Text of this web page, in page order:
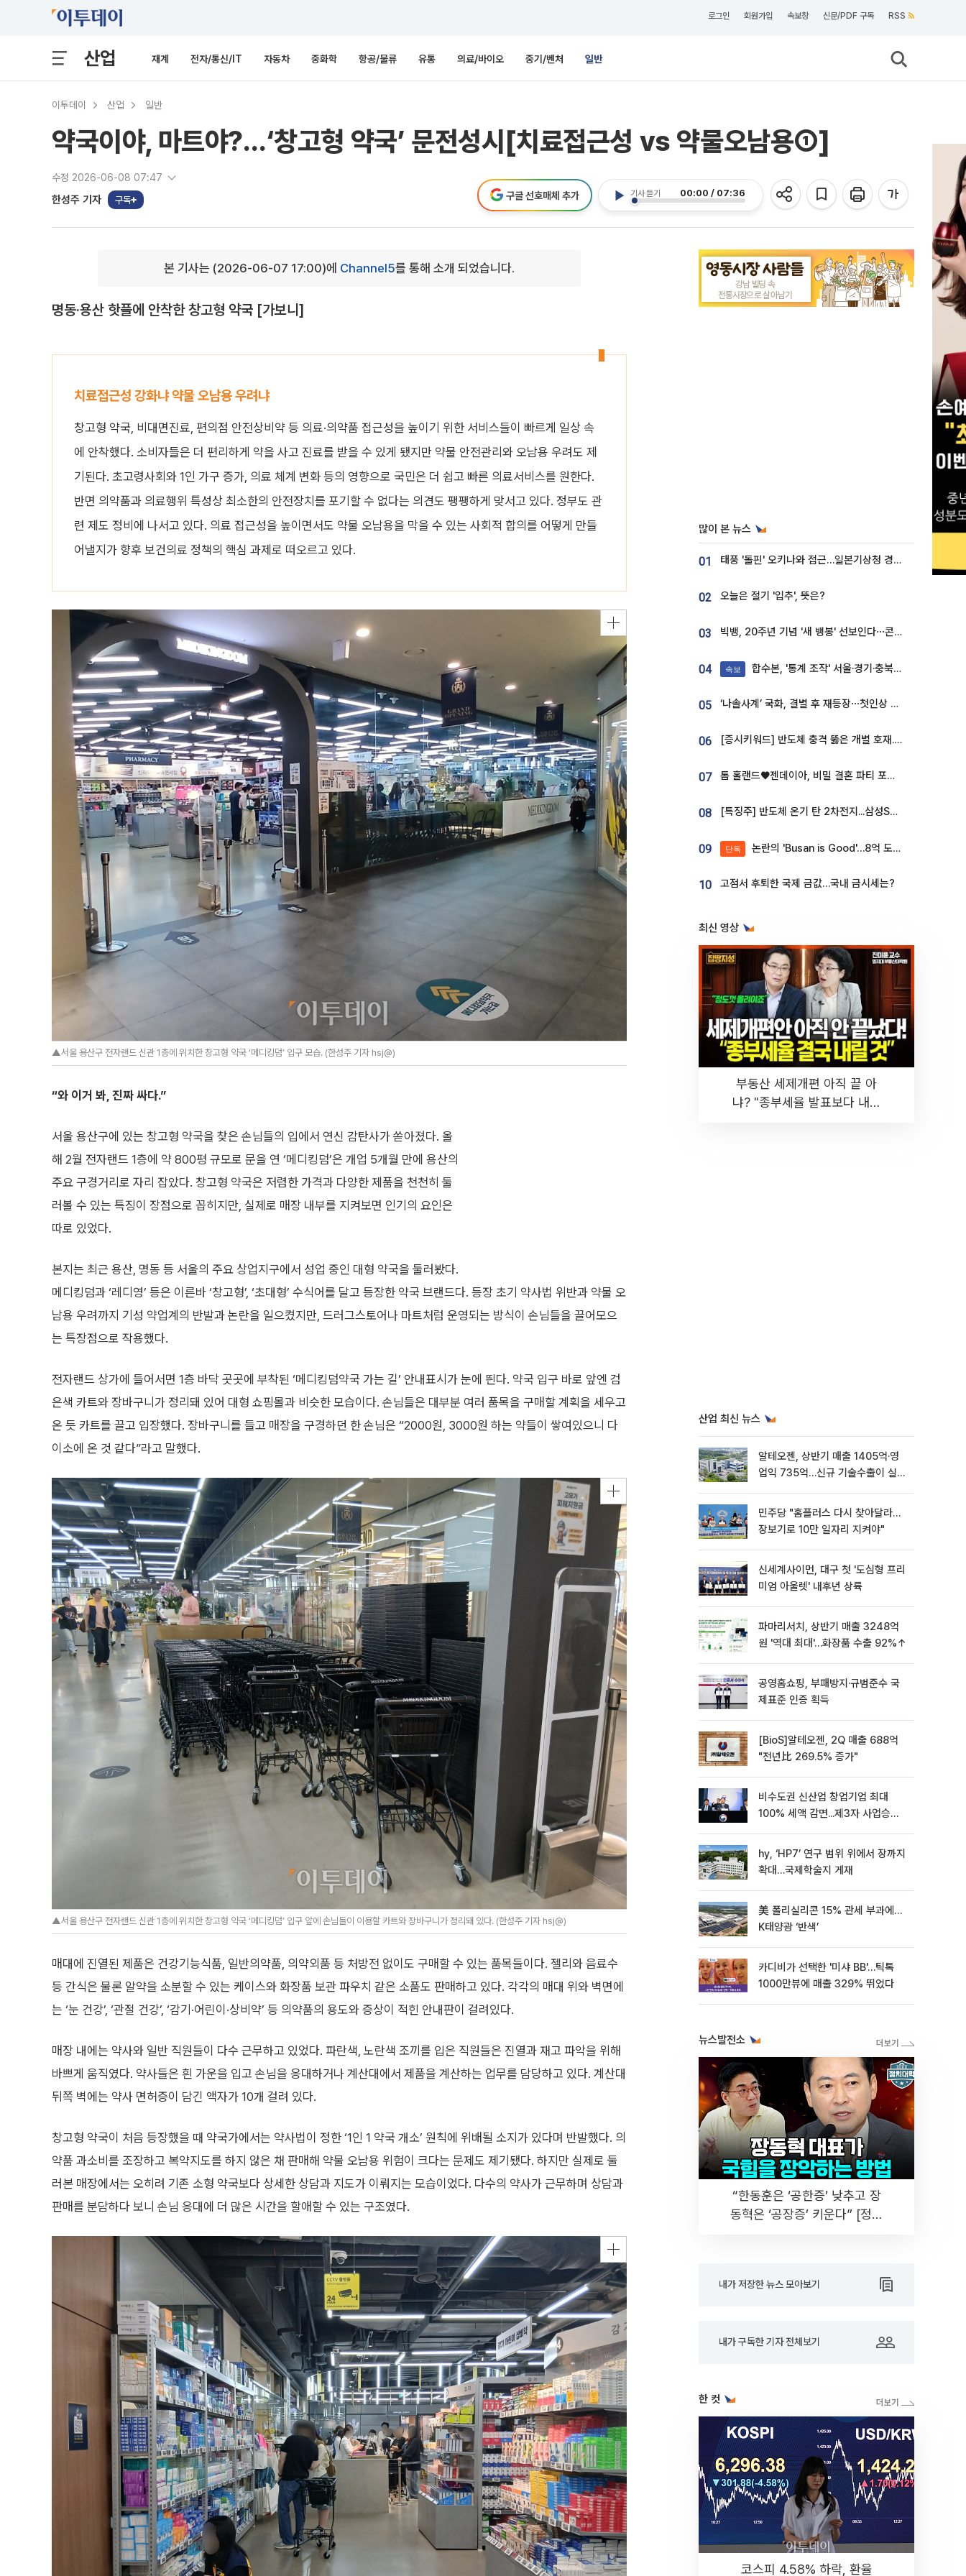
로그인 회원가입 속보창 신문/PDF 구독 RSS
산업 재계 전자/통신/IT 자동차 중화학 항공/물류 유통 의료/바이오 중기/벤처 일반
이투데이 산업 일반
약국이야, 마트야?…‘창고형 약국’ 문전성시[치료접근성 vs 약물오남용①]
수정 2026-06-08 07:47
한성주 기자 구독
기사 듣기 00:00 / 07:36
구글 선호매체 추가
본 기사는 (2026-06-07 17:00)에 Channel5를 통해 소개 되었습니다.
명동·용산 핫플에 안착한 창고형 약국 [가보니]
치료접근성 강화냐 약물 오남용 우려냐
창고형 약국, 비대면진료, 편의점 안전상비약 등 의료·의약품 접근성을 높이기 위한 서비스들이 빠르게 일상 속
에 안착했다. 소비자들은 더 편리하게 약을 사고 진료를 받을 수 있게 됐지만 약물 안전관리와 오남용 우려도 제
기된다. 초고령사회와 1인 가구 증가, 의료 체계 변화 등의 영향으로 국민은 더 쉽고 빠른 의료서비스를 원한다.
반면 의약품과 의료행위 특성상 최소한의 안전장치를 포기할 수 없다는 의견도 팽팽하게 맞서고 있다. 정부도 관
련 제도 정비에 나서고 있다. 의료 접근성을 높이면서도 약물 오남용을 막을 수 있는 사회적 합의를 어떻게 만들
어낼지가 향후 보건의료 정책의 핵심 과제로 떠오르고 있다.
▲서울 용산구 전자랜드 신관 1층에 위치한 창고형 약국 ‘메디킹덤’ 입구 모습. (한성주 기자 hsj@)
“와 이거 봐, 진짜 싸다.”
서울 용산구에 있는 창고형 약국을 찾은 손님들의 입에서 연신 감탄사가 쏟아졌다. 올
해 2월 전자랜드 1층에 약 800평 규모로 문을 연 ‘메디킹덤’은 개업 5개월 만에 용산의
주요 구경거리로 자리 잡았다. 창고형 약국은 저렴한 가격과 다양한 제품을 천천히 둘
러볼 수 있는 특징이 장점으로 꼽히지만, 실제로 매장 내부를 지켜보면 인기의 요인은
따로 있었다.
본지는 최근 용산, 명동 등 서울의 주요 상업지구에서 성업 중인 대형 약국을 둘러봤다.
메디킹덤과 ‘레디영’ 등은 이른바 ‘창고형’, ‘초대형’ 수식어를 달고 등장한 약국 브랜드다. 등장 초기 약사법 위반과 약물 오
남용 우려까지 기성 약업계의 반발과 논란을 일으켰지만, 드러그스토어나 마트처럼 운영되는 방식이 손님들을 끌어모으
는 특장점으로 작용했다.
전자랜드 상가에 들어서면 1층 바닥 곳곳에 부착된 ‘메디킹덤약국 가는 길’ 안내표시가 눈에 띈다. 약국 입구 바로 앞엔 검
은색 카트와 장바구니가 정리돼 있어 대형 쇼핑몰과 비슷한 모습이다. 손님들은 대부분 여러 품목을 구매할 계획을 세우고
온 듯 카트를 끌고 입장했다. 장바구니를 들고 매장을 구경하던 한 손님은 “2000원, 3000원 하는 약들이 쌓여있으니 다
이소에 온 것 같다”라고 말했다.
▲서울 용산구 전자랜드 신관 1층에 위치한 창고형 약국 ‘메디킹덤’ 입구 앞에 손님들이 이용할 카트와 장바구니가 정리돼 있다. (한성주 기자 hsj@)
매대에 진열된 제품은 건강기능식품, 일반의약품, 의약외품 등 처방전 없이도 구매할 수 있는 품목들이다. 젤리와 음료수
등 간식은 물론 알약을 소분할 수 있는 케이스와 화장품 보관 파우치 같은 소품도 판매하고 있다. 각각의 매대 위와 벽면에
는 ‘눈 건강’, ‘관절 건강’, ‘감기·어린이·상비약’ 등 의약품의 용도와 증상이 적힌 안내판이 걸려있다.
매장 내에는 약사와 일반 직원들이 다수 근무하고 있었다. 파란색, 노란색 조끼를 입은 직원들은 진열과 재고 파악을 위해
바쁘게 움직였다. 약사들은 흰 가운을 입고 손님을 응대하거나 계산대에서 제품을 계산하는 업무를 담당하고 있다. 계산대
뒤쪽 벽에는 약사 면허증이 담긴 액자가 10개 걸려 있다.
창고형 약국이 처음 등장했을 때 약국가에서는 약사법이 정한 ‘1인 1 약국 개소’ 원칙에 위배될 소지가 있다며 반발했다. 의
약품 과소비를 조장하고 복약지도를 하지 않은 채 판매해 약물 오남용 위험이 크다는 문제도 제기됐다. 하지만 실제로 둘
러본 매장에서는 오히려 기존 소형 약국보다 상세한 상담과 지도가 이뤄지는 모습이었다. 다수의 약사가 근무하며 상담과
판매를 분담하다 보니 손님 응대에 더 많은 시간을 할애할 수 있는 구조였다.
많이 본 뉴스
01 태풍 '돌핀' 오키나와 접근…일본기상청 경로 업데이트
02 오늘은 절기 '입추', 뜻은?
03 빅뱅, 20주년 기념 '새 뱅봉' 선보인다⋯콘서트 앞두고 팝업 개최
04 속보 합수본, '통계 조작' 서울·경기·충북 선관위 등 추가 압수수색
05 ‘나솔사계’ 국화, 결별 후 재등장⋯첫인상 투표 휩쓸고 ‘인기녀’ 등극
06 [증시키워드] 반도체 충격 뚫은 개별 호재...포스코퓨처엠·에코프로·한화솔루션 '눈길'
07 톰 홀랜드♥젠데이아, 비밀 결혼 파티 포착⋯호텔 대관비만 9억
08 [특징주] 반도체 온기 탄 2차전지...삼성SDI, 장 초반 7% 넘게 껑충
09 단독 논란의 'Busan is Good'…8억 도시브랜드, 용산 대통령실 CI 업체가 수행
10 고점서 후퇴한 국제 금값…국내 금시세는?
최신 영상
부동산 세제개편 아직 끝 아
냐? "종부세율 발표보다 내릴
산업 최신 뉴스
알테오젠, 상반기 매출 1405억·영
업익 735억…신규 기술수출이 실적
민주당 "홈플러스 다시 찾아달라…
장보기로 10만 일자리 지켜야"
신세계사이먼, 대구 첫 '도심형 프리
미엄 아울렛' 내후년 상륙
파마리서치, 상반기 매출 3248억
원 '역대 최대'…화장품 수출 92%↑
공영홈쇼핑, 부패방지·규범준수 국
제표준 인증 획득
[BioS]알테오젠, 2Q 매출 688억
"전년比 269.5% 증가"
비수도권 신산업 창업기업 최대
100% 세액 감면...제3자 사업승계
hy, ‘HP7’ 연구 범위 위에서 장까지
확대…국제학술지 게재
美 폴리실리콘 15% 관세 부과에…
K태양광 ‘반색’
카디비가 선택한 '미샤 BB'…틱톡
1000만뷰에 매출 329% 뛰었다
뉴스발전소
“한동훈은 ‘공한증’ 낮추고 장
동혁은 ‘공장증’ 키운다” [정치
내가 저장한 뉴스 모아보기
내가 구독한 기자 전체보기
한 컷
코스피 4.58% 하락, 환율